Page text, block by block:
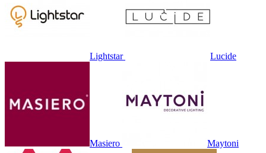
Lightstar Lucide
Masiero Maytoni